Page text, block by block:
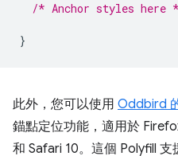
/* Anchor styles here
}
此外，您可以使用 Oddbird
錨點定位功能，適用於
和 Safari 10。這個 Polyfill 支